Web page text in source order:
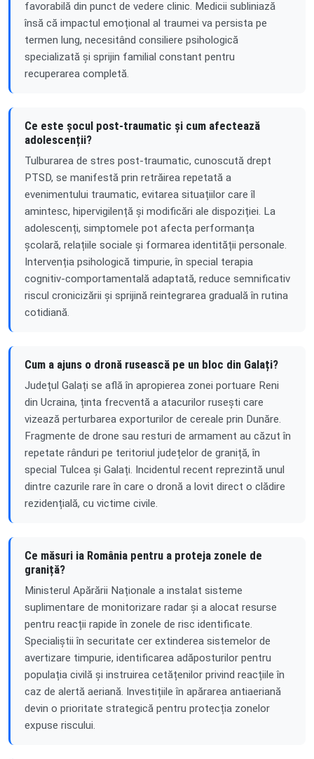
favorabilă din punct de vedere clinic. Medicii subliniază
însă că impactul emoțional al traumei va persista pe
termen lung, necesitând consiliere psihologică
specializată și sprijin familial constant pentru
recuperarea completă.
Ce este șocul post-traumatic și cum afectează
adolescenții?
Tulburarea de stres post-traumatic, cunoscută drept
PTSD, se manifestă prin retrăirea repetată a
evenimentului traumatic, evitarea situațiilor care îl
amintesc, hipervigilență și modificări ale dispoziției. La
adolescenți, simptomele pot afecta performanța
școlară, relațiile sociale și formarea identității personale.
Intervenția psihologică timpurie, în special terapia
cognitiv-comportamentală adaptată, reduce semnificativ
riscul cronicizării și sprijină reintegrarea graduală în rutina
cotidiană.
Cum a ajuns o dronă rusească pe un bloc din Galați?
Județul Galați se află în apropierea zonei portuare Reni
din Ucraina, ținta frecventă a atacurilor rusești care
vizează perturbarea exporturilor de cereale prin Dunăre.
Fragmente de drone sau resturi de armament au căzut în
repetate rânduri pe teritoriul județelor de graniță, în
special Tulcea și Galați. Incidentul recent reprezintă unul
dintre cazurile rare în care o dronă a lovit direct o clădire
rezidențială, cu victime civile.
Ce măsuri ia România pentru a proteja zonele de
graniță?
Ministerul Apărării Naționale a instalat sisteme
suplimentare de monitorizare radar și a alocat resurse
pentru reacții rapide în zonele de risc identificate.
Specialiștii în securitate cer extinderea sistemelor de
avertizare timpurie, identificarea adăposturilor pentru
populația civilă și instruirea cetățenilor privind reacțiile în
caz de alertă aeriană. Investițiile în apărarea antiaeriană
devin o prioritate strategică pentru protecția zonelor
expuse riscului.